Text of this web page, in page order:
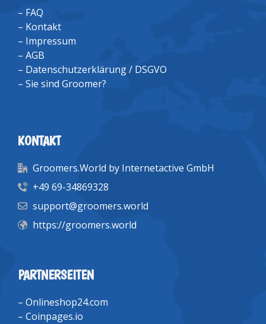
– FAQ
– Kontakt
– Impressum
– AGB
– Datenschutzerklärung / DSGVO
– Sie sind Groomer?
KONTAKT
Groomers.World by Internetactive GmbH
+49 69-34869328
support@groomers.world
https://groomers.world
PARTNERSEITEN
– Onlineshop24.com
– Coinpages.io